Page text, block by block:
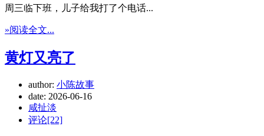
周三临下班，儿子给我打了个电话...
»阅读全文...
黄灯又亮了
author: 小陈故事
date: 2026-06-16
咸扯淡
评论[22]